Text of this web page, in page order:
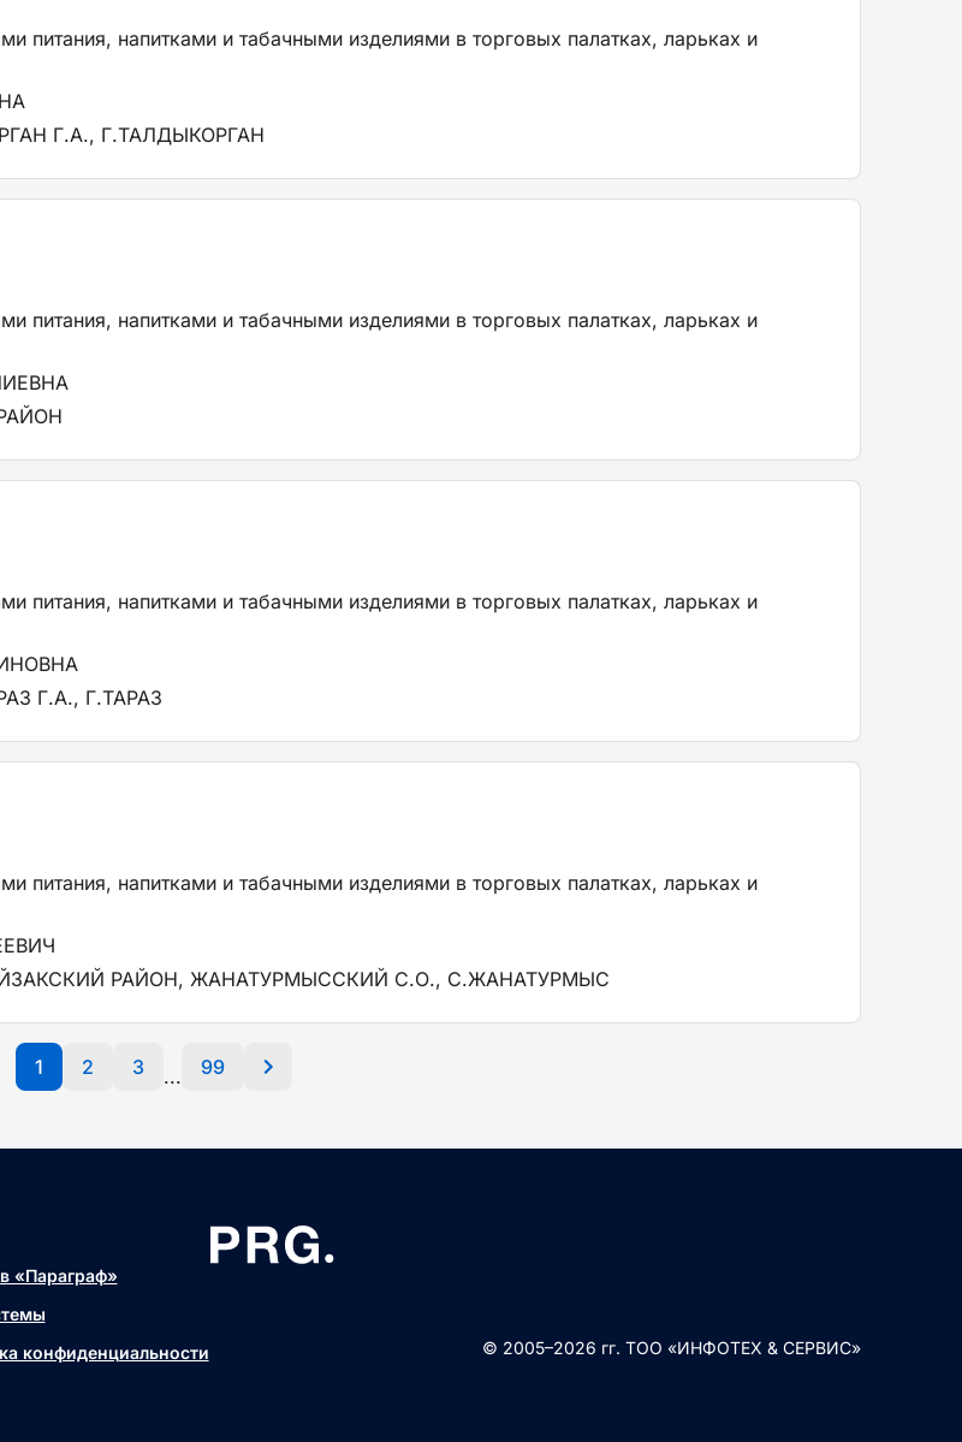
питания, напитками и табачными изделиями в торговых палатках, ларьках и
Г.А., Г.ТАЛДЫКОРГАН
питания, напитками и табачными изделиями в торговых палатках, ларьках и
питания, напитками и табачными изделиями в торговых палатках, ларьках и
Г.А., Г.ТАРАЗ
питания, напитками и табачными изделиями в торговых палатках, ларьках и
РАЙОН, ЖАНАТУРМЫССКИЙ С.О., С.ЖАНАТУРМЫС
1 2 3 ... 99
«Параграф»
конфиденциальности
© 2005–2026 гг. ТОО «ИНФОТЕХ & СЕРВИС»